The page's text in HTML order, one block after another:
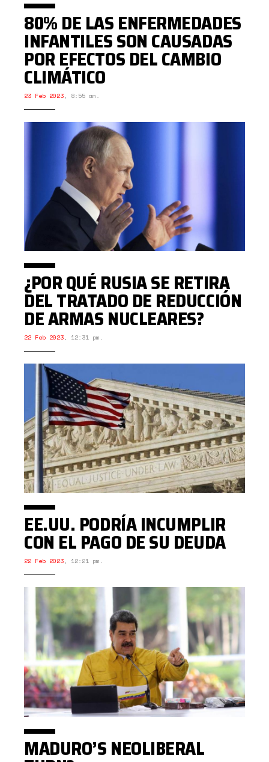
80% DE LAS ENFERMEDADES
INFANTILES SON CAUSADAS
POR EFECTOS DEL CAMBIO
CLIMÁTICO
23 Feb 2023, 8:55 am.
¿POR QUÉ RUSIA SE RETIRA
DEL TRATADO DE REDUCCIÓN
DE ARMAS NUCLEARES?
22 Feb 2023, 12:31 pm.
EE.UU. PODRÍA INCUMPLIR
CON EL PAGO DE SU DEUDA
22 Feb 2023, 12:21 pm.
MADURO’S NEOLIBERAL